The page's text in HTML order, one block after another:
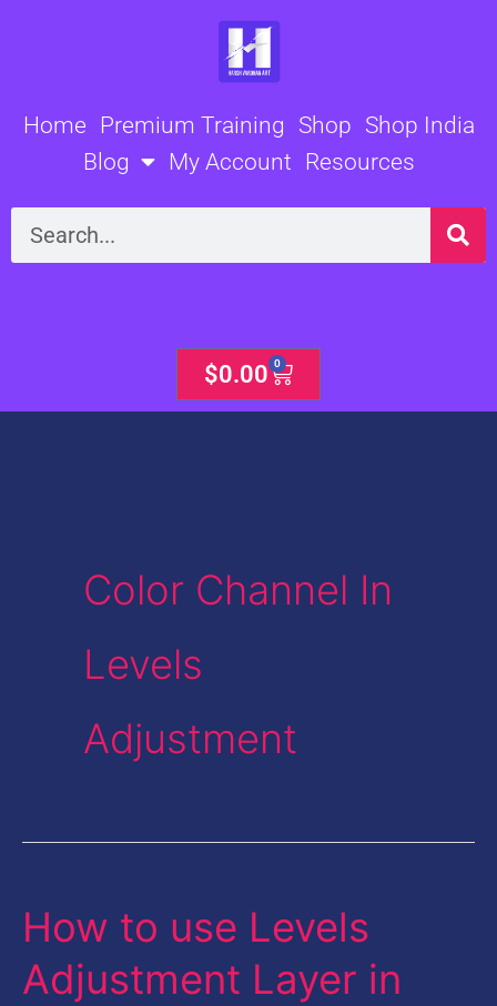
Home Premium Training Shop Shop India
Blog
My Account Resources
Search
$0.00 0
Cart
Color Channel In
Levels
Adjustment
How to use Levels
Adjustment Layer in
How
use